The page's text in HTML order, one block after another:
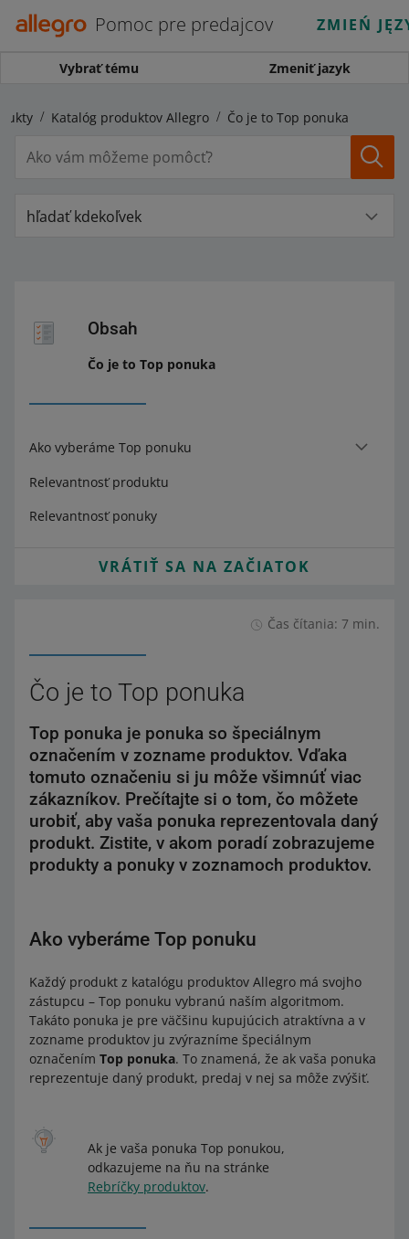
Pomoc pre predajcov ZMIEŃ
Vybrať tému Zmeniť jazyk
Katalóg produktov Allegro Čo je to Top ponuka
hľadať kdekoľvek
Obsah
Čo je to Top ponuka
Ako vyberáme Top ponuku
Relevantnosť produktu
Relevantnosť ponuky
VRÁTIŤ SA NA ZAČIATOK
Čas čítania: 7 min.
Čo je to Top ponuka
Top ponuka je ponuka so špeciálnym
označením v zozname produktov. Vďaka
tomuto označeniu si ju môže všimnúť viac
zákazníkov. Prečítajte si o tom, čo môžete
urobiť, aby vaša ponuka reprezentovala daný
produkt. Zistite, v akom poradí zobrazujeme
produkty a ponuky v zoznamoch produktov.
Ako vyberáme Top ponuku
Každý produkt z katalógu produktov Allegro má svojho
zástupcu – Top ponuku vybranú naším algoritmom.
Takáto ponuka je pre väčšinu kupujúcich atraktívna a v
zozname produktov ju zvýrazníme špeciálnym
označením Top ponuka. To znamená, že ak vaša ponuka
reprezentuje daný produkt, predaj v nej sa môže zvýšiť.
Ak je vaša ponuka Top ponukou,
odkazujeme na ňu na stránke
Rebríčky produktov.